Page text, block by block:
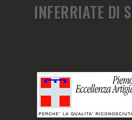
INFERRIATE DI